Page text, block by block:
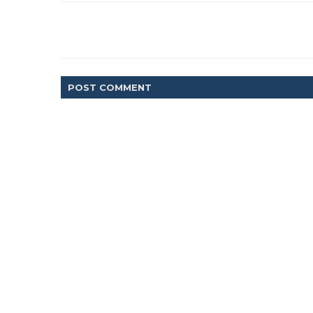
POST COMMENT